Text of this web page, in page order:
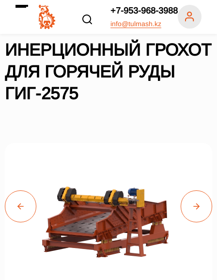
+7-953-968-3988
info@tulmash.kz
ИНЕРЦИОННЫЙ ГРОХОТ
ДЛЯ ГОРЯЧЕЙ РУДЫ
ГИГ-2575